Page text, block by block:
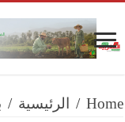
Home
/ الرئيسية /